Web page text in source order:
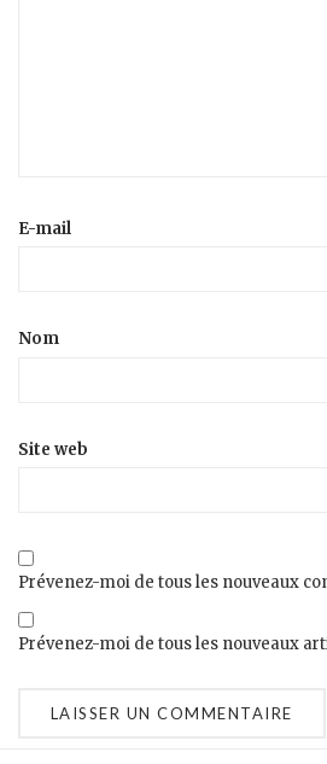
E-mail
Nom
Site web
Prévenez-moi de tous les nouveaux
Prévenez-moi de tous les nouveaux